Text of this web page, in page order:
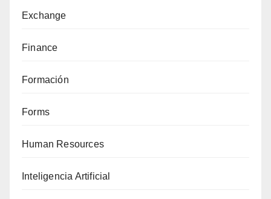
Exchange
Finance
Formación
Forms
Human Resources
Inteligencia Artificial